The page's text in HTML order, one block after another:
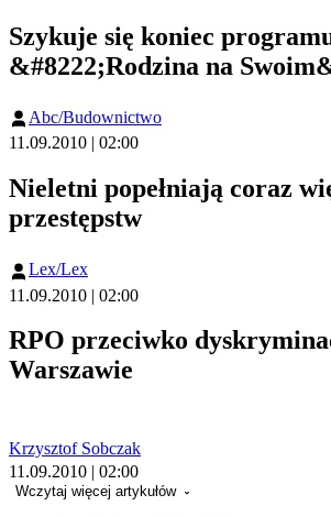
Szykuje się koniec
&#8222;Rodzina na
Abc/Budownictwo
11.09.2010 | 02:00
Nieletni popełniają coraz
przestępstw
Lex/Lex
11.09.2010 | 02:00
RPO przeciwko
Warszawie
Krzysztof Sobczak
11.09.2010 | 02:00
Wczytaj więcej artykułów